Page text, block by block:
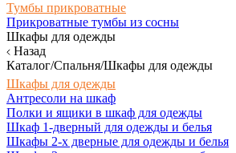
Тумбы прикроватные
Прикроватные тумбы из сосны
Шкафы для одежды
Назад
Каталог/Спальня/Шкафы для одежды
Шкафы для одежды
Антресоли на шкаф
Полки и ящики в шкаф для одежды
Шкаф 1-дверный для одежды и белья
Шкафы 2-х дверные для одежды и белья